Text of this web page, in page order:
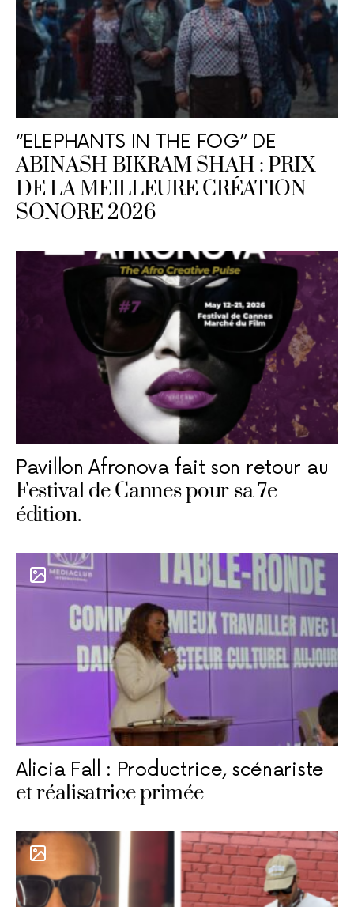
“ELEPHANTS IN THE FOG” DE
ABINASH BIKRAM SHAH : PRIX
DE LA MEILLEURE CRÉATION
SONORE 2026
Pavillon Afronova fait son retour au
Festival de Cannes pour sa 7e
édition.
Alicia Fall : Productrice, scénariste
et réalisatrice primée